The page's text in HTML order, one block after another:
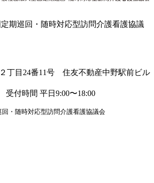
期巡回・随時対応型訪問介護看護協議
丁目24番11号 住友不動産中野駅前ビル
受付時間 平日9:00〜18:00
・随時対応型訪問介護看護協議会